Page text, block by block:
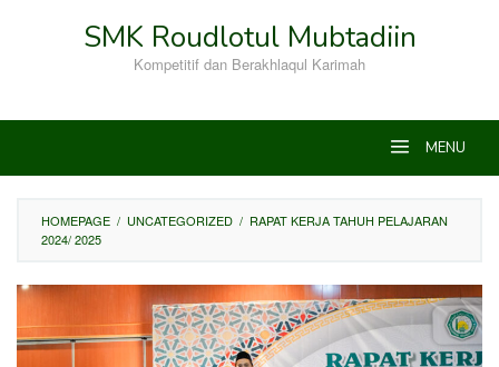
SMK Roudlotul Mubtadiin
Kompetitif dan Berakhlaqul Karimah
MENU
HOMEPAGE / UNCATEGORIZED / RAPAT KERJA TAHUH PELAJARAN
2024/ 2025